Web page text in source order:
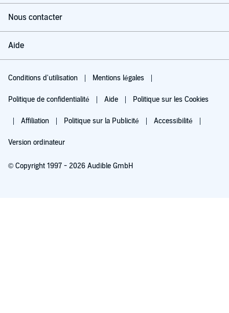
Nous contacter
Aide
Conditions d'utilisation Mentions légales
Politique de confidentialité Aide Politique sur les Cookies
Affiliation Politique sur la Publicité Accessibilité
Version ordinateur
© Copyright 1997 - 2026 Audible GmbH